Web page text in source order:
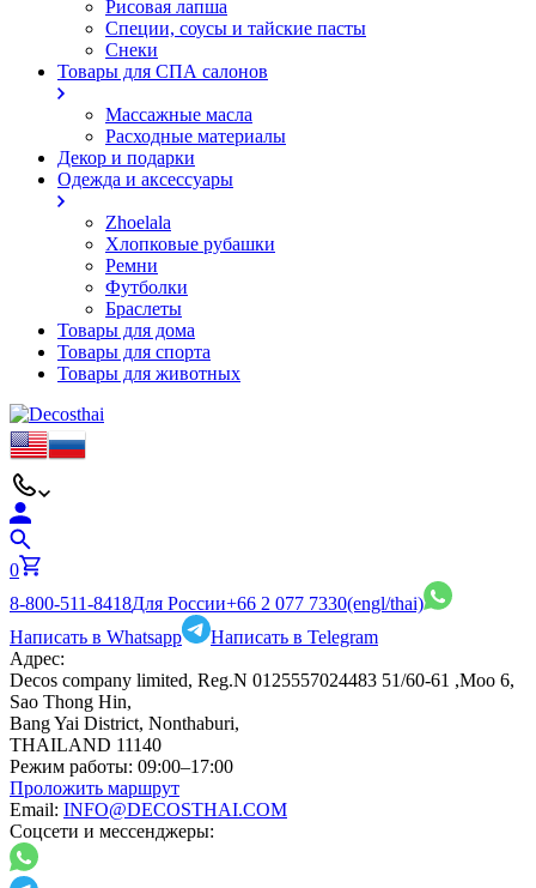
Рисовая лапша
Специи, соусы и тайские пасты
Снеки
Товары для СПА салонов
Массажные масла
Расходные материалы
Декор и подарки
Одежда и аксессуары
Zhoelala
Хлопковые рубашки
Ремни
Футболки
Браслеты
Товары для дома
Товары для спорта
Товары для животных
0
8-800-511-8418Для России+66 2 077 7330(engl/thai)
Написать в Whatsapp
Написать в Telegram
Адрес:
Decos company limited, Reg.N 0125557024483 51/60-61 ,Moo 6,
Sao Thong Hin,
Bang Yai District, Nonthaburi,
THAILAND 11140
Режим работы: 09:00–17:00
Проложить маршрут
Email: INFO@DECOSTHAI.COM
Соцсети и мессенджеры: